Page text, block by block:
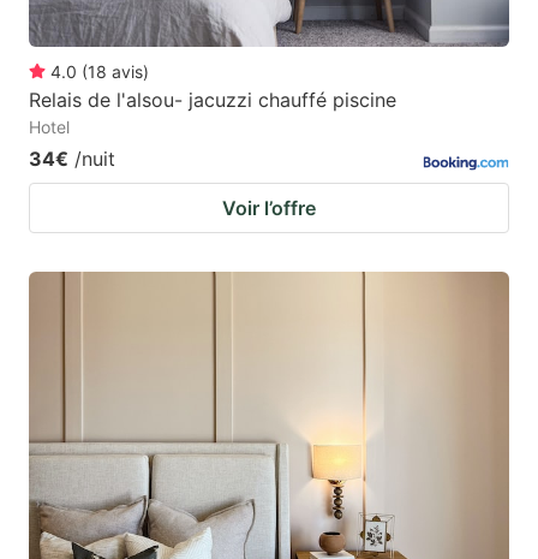
4.0 (18 avis)
Relais de l'alsou- jacuzzi chauffé piscine
Hotel
34€ /nuit
Voir l’offre